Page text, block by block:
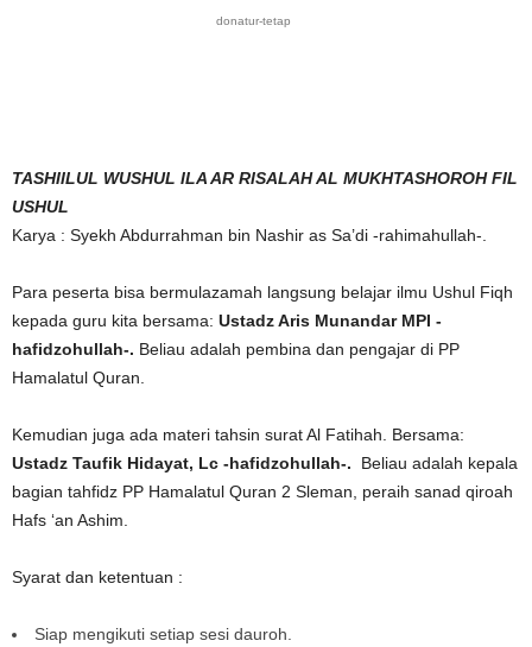
donatur-tetap
TASHIILUL WUSHUL ILA AR RISALAH AL MUKHTASHOROH FIL
USHUL
Karya : Syekh Abdurrahman bin Nashir as Sa’di -rahimahullah-.
Para peserta bisa bermulazamah langsung belajar ilmu Ushul Fiqh
kepada guru kita bersama: Ustadz Aris Munandar MPI -
hafidzohullah-. Beliau adalah pembina dan pengajar di PP
Hamalatul Quran.
Kemudian juga ada materi tahsin surat Al Fatihah. Bersama:
Ustadz Taufik Hidayat, Lc -hafidzohullah-.
Beliau adalah kepala
bagian tahfidz PP Hamalatul Quran 2 Sleman, peraih sanad qiroah
Hafs ‘an Ashim.
Syarat dan ketentuan :
Siap mengikuti setiap sesi dauroh.